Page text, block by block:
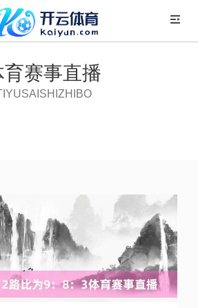
育赛事直播